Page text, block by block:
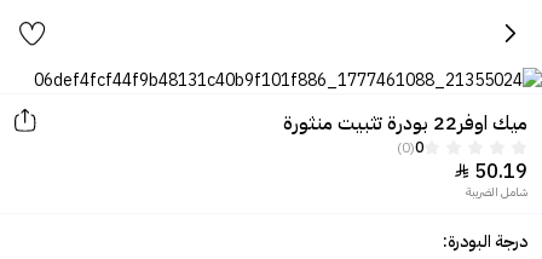
ميك اوفر22 بودرة تثبيت منثورة
0
(0)
50.19

شامل الضريبة
درجة البودرة: